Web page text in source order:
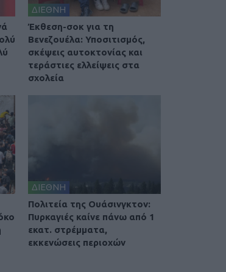
ΔΙΕΘΝΗ
Έκθεση-σοκ για τη
Βενεζουέλα: Υποσιτισμός,
σκέψεις αυτοκτονίας και
τεράστιες ελλείψεις στα
σχολεία
ΔΙΕΘΝΗ
Πολιτεία της Ουάσινγκτον:
Πυρκαγιές καίνε πάνω από 1
εκατ. στρέμματα,
εκκενώσεις περιοχών